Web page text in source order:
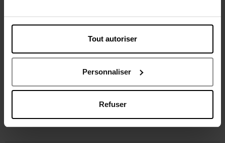
Tout autoriser
Personnaliser
Refuser
Beschrijving
Karakteristieken
Review Beleid inzake klantbeoordelingen
Nog iets vergeten ?